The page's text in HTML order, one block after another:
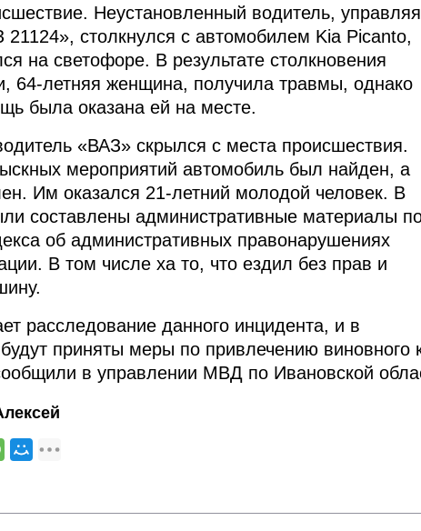
Неустановленный водитель, управляя
столкнулся с автомобилем Kia Picanto,
на светофоре. В результате столкновения
64-летняя женщина, получила травмы, однако
была оказана ей на месте.
«ВАЗ» скрылся с места происшествия.
мероприятий автомобиль был найден, а
Им оказался 21-летний молодой человек. В
составлены административные материалы
об административных правонарушениях
В том числе ха то, что ездил без прав и
расследование данного инцидента, и в
приняты меры по привлечению виновного
в управлении МВД по Ивановской